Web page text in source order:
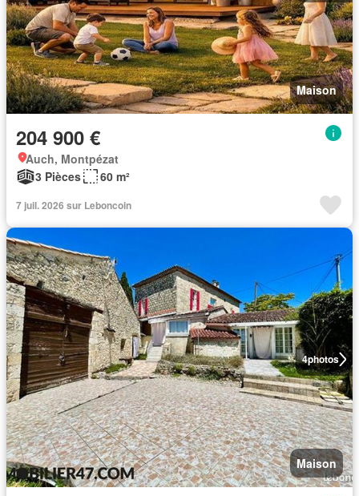
Maison
204 900 €
Auch, Montpézat
3 Pièces
60 m²
7 juil. 2026 sur Leboncoin
4photos
Maison